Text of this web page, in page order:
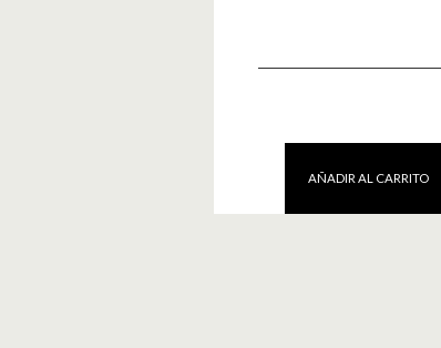
BCAA
AÑADIR AL CARRITO